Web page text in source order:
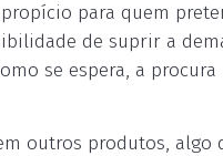
para quem
de suprir a
se espera, a
outros produtos, algo